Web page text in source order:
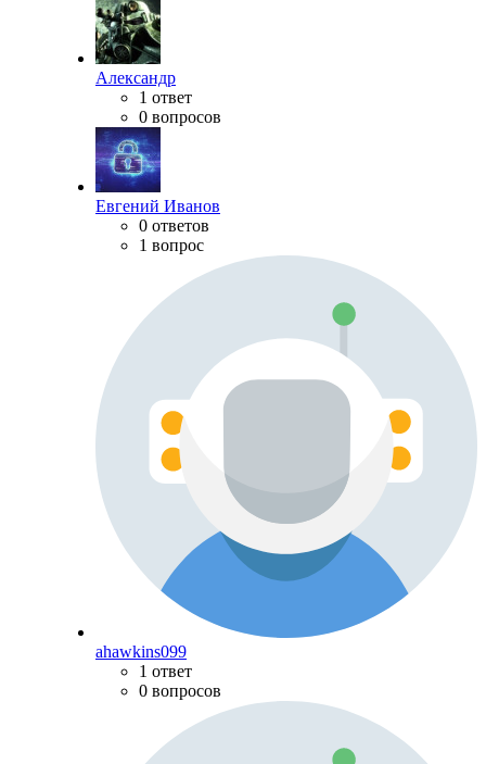
Александр
1 ответ
0 вопросов
Евгений Иванов
0 ответов
1 вопрос
ahawkins099
1 ответ
0 вопросов